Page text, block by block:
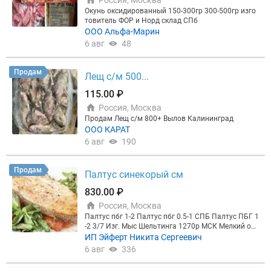
Окунь оксидированный 150-300гр 300-500гр изго
товитель ФОР и Норд склад СПб
ООО Альфа-Марин
6 авг
48
Продам
Лещ с/м 500...
115.00 ₽
Россия, Москва
Продам Лещ с/м 800+ Вылов Калининград
ООО КАРАТ
6 авг
190
Продам
Палтус синекорый см
830.00 ₽
Россия, Москва
Палтус пбг 1-2 Палтус пбг 0.5-1 СПБ Палтус ПБГ 1
-2 3/7 Изг. Мыс Шельтинга 1270р МСК Мелкий опт
Доставка в пределах мкад бесплатна от 5 коробо
к Палтус тушка 0,5-1кг 3 6кг ГОСТ 1 18кг Согра, 13
ания ЛКТ, 1441.77 р Палтус тушка б/г 1-2кг ГОСТ
ИП Эйферт Никита Сергеевич
6 авг
336